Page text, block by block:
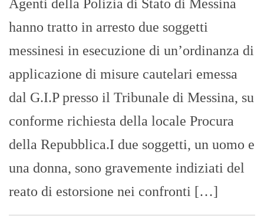
Agenti della Polizia di Stato di Messina
hanno tratto in arresto due soggetti
messinesi in esecuzione di un’ordinanza di
applicazione di misure cautelari emessa
dal G.I.P presso il Tribunale di Messina, su
conforme richiesta della locale Procura
della Repubblica.I due soggetti, un uomo e
una donna, sono gravemente indiziati del
reato di estorsione nei confronti […]